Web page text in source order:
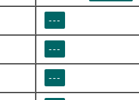
---
---
---